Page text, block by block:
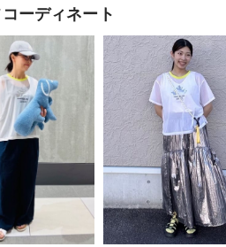
ーディネート